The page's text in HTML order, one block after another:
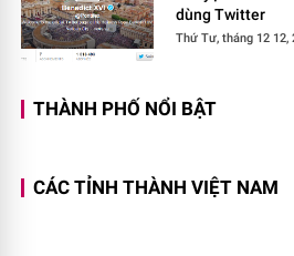
dùng Twitter
Thứ Tư, tháng 12 12,
THÀNH PHỐ NỔI BẬT
CÁC TỈNH THÀNH VIỆT NAM